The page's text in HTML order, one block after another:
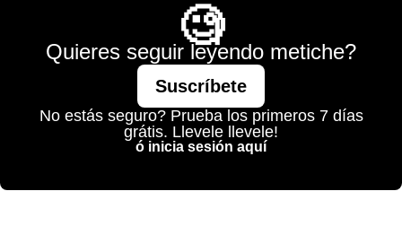
🧐
Quieres seguir leyendo metiche?
Suscríbete
No estás seguro? Prueba los primeros 7 días
grátis. Llevele llevele!
ó inicia sesión aquí